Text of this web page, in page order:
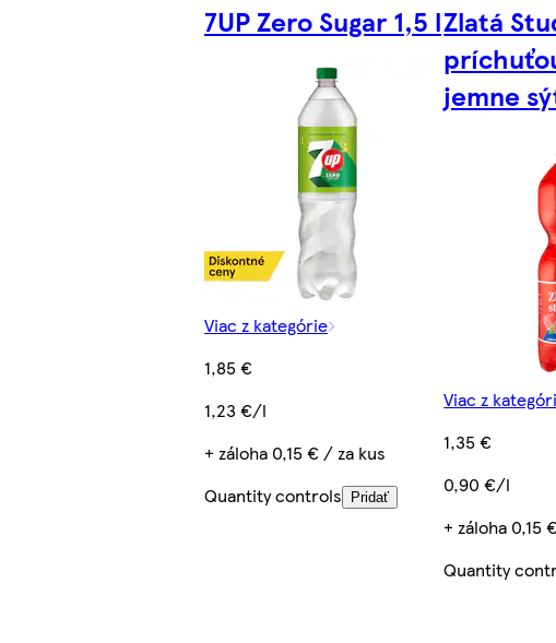
7UP Zero Sugar 1,5 l
Viac z kategórie
1,85 €
1,23 €/l
+ záloha 0,15 € / za kus
Quantity controls
Pridať
Zlatá
jemne
Viac z
1,35 €
0,90 €/l
+ záloha 0,15
Quantity